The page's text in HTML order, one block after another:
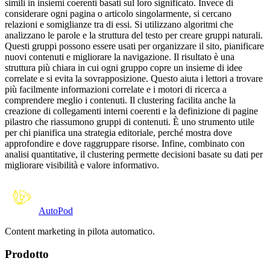
simili in insiemi coerenti basati sul loro significato. Invece di
considerare ogni pagina o articolo singolarmente, si cercano
relazioni e somiglianze tra di essi. Si utilizzano algoritmi che
analizzano le parole e la struttura del testo per creare gruppi naturali.
Questi gruppi possono essere usati per organizzare il sito, pianificare
nuovi contenuti e migliorare la navigazione. Il risultato è una
struttura più chiara in cui ogni gruppo copre un insieme di idee
correlate e si evita la sovrapposizione. Questo aiuta i lettori a trovare
più facilmente informazioni correlate e i motori di ricerca a
comprendere meglio i contenuti. Il clustering facilita anche la
creazione di collegamenti interni coerenti e la definizione di pagine
pilastro che riassumono gruppi di contenuti. È uno strumento utile
per chi pianifica una strategia editoriale, perché mostra dove
approfondire e dove raggruppare risorse. Infine, combinato con
analisi quantitative, il clustering permette decisioni basate su dati per
migliorare visibilità e valore informativo.
AutoPod
Content marketing in pilota automatico.
Prodotto